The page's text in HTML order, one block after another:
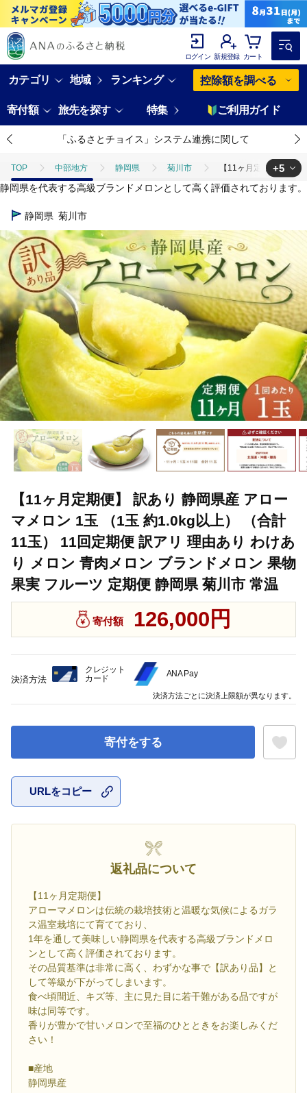
ログイン 新規登録 カート
カテゴリ 地域 ランキング 控除額を調べる
寄付額 旅先を探す 特集 ご利用ガイド
「ふるさとチョイス」システム連携に関して
TOP 中部地方 静岡県 菊川市 【11ヶ月定期便】 訳
TOP フルーツ 【11ヶ月定期便】 訳あり 静岡県産 アローマメロ
TOP フルーツ
TOP フルーツ ほかのフルーツ 【11ヶ月定期便】 訳あり
TOP 定期便 【11ヶ月定期便】 訳あり 静岡県産 アローマメロン
TOP 定期便 フルーツ(定期便) 【11ヶ月定期便】 訳あり 静
+5
静岡県を代表する高級ブランドメロンとして高く評価されております。
静岡県 菊川市
【11ヶ月定期便】 訳あり 静岡県産 アロー
マメロン 1玉 （1玉 約1.0kg以上） （合計
11玉） 11回定期便 訳アリ 理由あり わけあ
り メロン 青肉メロン ブランドメロン 果物
果実 フルーツ 定期便 静岡県 菊川市 常温
寄付額 126,000円
寄付をする
URLをコピー
返礼品について
【11ヶ月定期便】
アローマメロンは伝統の栽培技術と温暖な気候によるガラ
ス温室栽培にて育てており、
1年を通して美味しい静岡県を代表する高級ブランドメロ
ンとして高く評価されております。
その品質基準は非常に高く、わずかな事で【訳あり品】と
して等級が下がってしまいます。
食べ頃間近、キズ等、主に見た目に若干難がある品ですが
味は同等です。
香りが豊かで甘いメロンで至福のひとときをお楽しみくだ
さい！
■産地
静岡県産
決済方法
クレジット
カード
ANA Pay
決済方法ごとに決済上限額が異なります。